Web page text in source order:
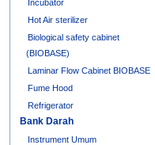
Incubator
Hot Air sterilizer
Biological safety cabinet
(BIOBASE)
Laminar Flow Cabinet BIOBASE
Fume Hood
Refrigerator
Bank Darah
Instrument Umum